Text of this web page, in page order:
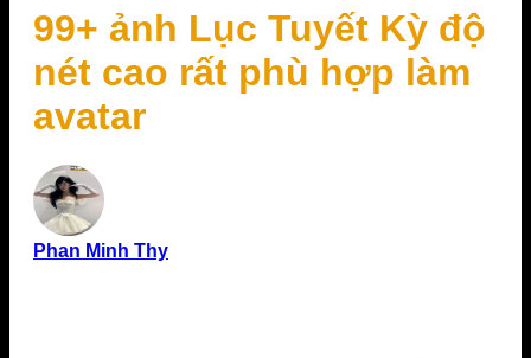
99+ ảnh Lục Tuyết Kỳ độ
nét cao rất phù hợp làm
avatar
Phan Minh Thy